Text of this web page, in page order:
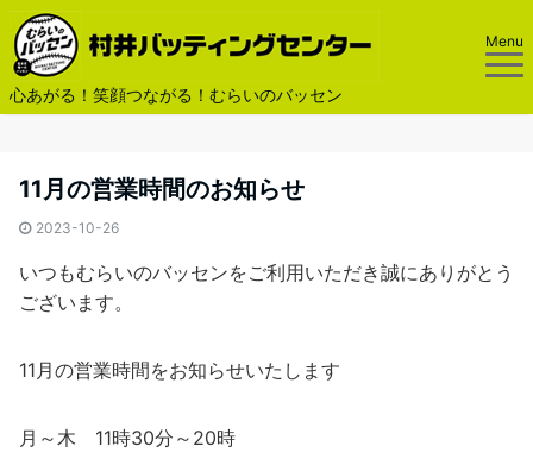
心あがる！笑顔つながる！むらいのバッセン
Menu
11月の営業時間のお知らせ
2023-10-26
いつもむらいのバッセンをご利用いただき誠にありがとう
ございます。
11月の営業時間をお知らせいたします
月～木 11時30分～20時